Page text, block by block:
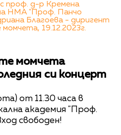
проф. д-р Кремена
НМА "Проф. Панчо
Благоева - диригент
19.12.2023г.
момчета
си концерт
от 11.30 часа в
академия "Проф.
свободен!